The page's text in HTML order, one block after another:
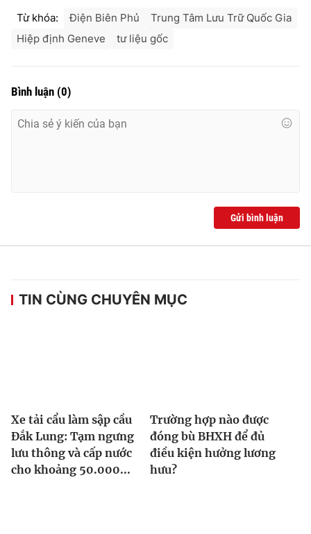
Từ khóa: Điện Biên Phủ
Trung Tâm Lưu Trữ Quốc Gia
Hiệp định Geneve
tư liệu gốc
Bình luận (0)
Gửi bình luận
TIN CÙNG CHUYÊN MỤC
Xe tải cẩu làm sập cầu
Đắk Lung: Tạm ngưng
lưu thông và cấp nước
cho khoảng 50.000...
Trường hợp nào được
đóng bù BHXH để đủ
điều kiện hưởng lương
hưu?